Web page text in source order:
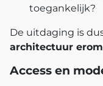
toegankelijk?
De uitdaging is
architectuur
Access en